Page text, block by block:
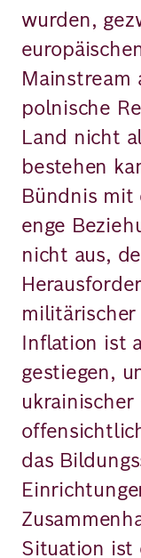
wurden,
Mainstream
polnische
Land nicht
bestehen
Bündnis mit
enge
nicht aus,
Inﬂation ist
gestiegen,
das
Situation ist